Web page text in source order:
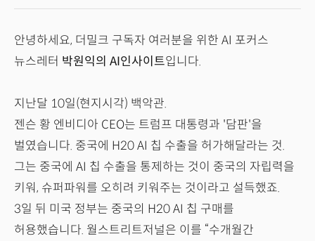
안녕하세요, 더밀크 구독자 여러분을 위한 AI 포커스
뉴스레터 박원익의 AI인사이트입니다.
지난달 10일(현지시각) 백악관.
젠슨 황 엔비디아 CEO는 트럼프 대통령과 '담판'을
벌였습니다. 중국에 H20 AI 칩 수출을 허가해달라는 것.
그는 중국에 AI 칩 수출을 통제하는 것이 중국의 자립력을
키워, 슈퍼파워를 오히려 키워주는 것이라고 설득했죠.
3일 뒤 미국 정부는 중국의 H20 AI 칩 구매를
허용했습니다. 월스트리트저널은 이를 “수개월간